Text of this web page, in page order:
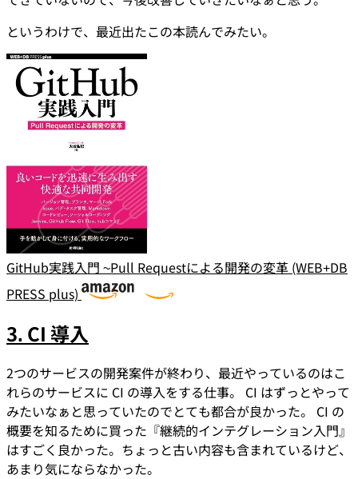
というわけで、最近出たこの本読んでみたい。
GitHub実践入門 ~Pull Requestによる開発の変革 (WEB+DB
PRESS plus)
3. CI 導入
2つのサービスの開発案件が終わり、最近やっているのはこ
れらのサービスに CI の導入をする仕事。 CI はずっとやって
みたいなぁと思っていたのでとても都合が良かった。 CI の
概要を知るために買った『継続的インテグレーション入門』
はすごく良かった。ちょっと古い内容も含まれているけど、
あまり気にならなかった。